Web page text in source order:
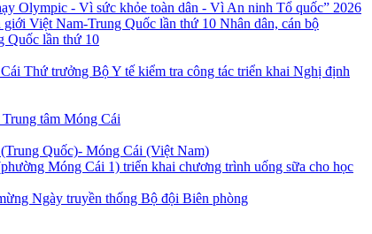
Olympic - Vì sức khỏe toàn dân - Vì An ninh Tổ quốc” 2026
Nhân dân, cán bộ
Quốc lần thứ 10
Thứ trưởng Bộ Y tế kiểm tra công tác triển khai Nghị định
tâm Móng Cái
Quốc)- Móng Cái (Việt Nam)
Móng Cái 1) triển khai chương trình uống sữa cho học
Ngày truyền thống Bộ đội Biên phòng